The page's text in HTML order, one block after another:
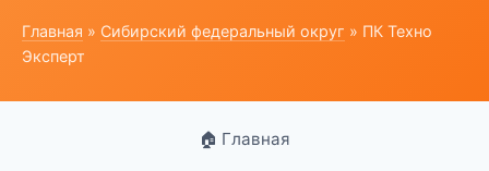
Главная » Сибирский федеральный округ » ПК Техно
Эксперт
🏠 Главная